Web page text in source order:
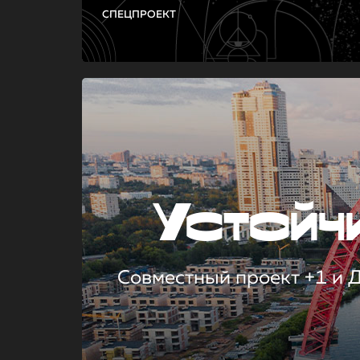
СПЕЦПРОЕКТ
Совместный проект +1 и